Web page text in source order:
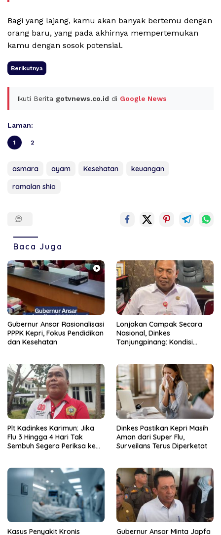
Bagi yang lajang, kamu akan banyak bertemu dengan
orang baru, yang pada akhirnya mempertemukan
kamu dengan sosok potensial.
Berikutnya
Ikuti Berita gotvnews.co.id di Google News
Laman:
1 2
asmara ayam Kesehatan
keuangan
ramalan shio
Baca Juga
Gubernur Ansar Rasionalisasi
PPPK Kepri, Fokus Pendidikan
dan Kesehatan
Lonjakan Campak Secara
Nasional, Dinkes
Tanjungpinang: Kondisi
Plt Kadinkes Karimun: Jika
Flu 3 Hingga 4 Hari Tak
Sembuh Segera Periksa ke
Dinkes Pastikan Kepri Masih
Aman dari Super Flu,
Surveilans Terus Diperketat
Kasus Penyakit Kronis
Gubernur Ansar Minta Japfa